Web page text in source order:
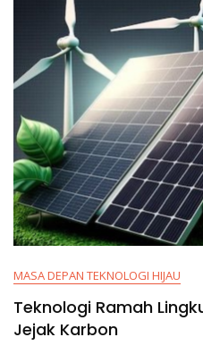
MASA DEPAN TEKNOLOGI HIJAU
Teknologi Ramah
Jejak Karbon